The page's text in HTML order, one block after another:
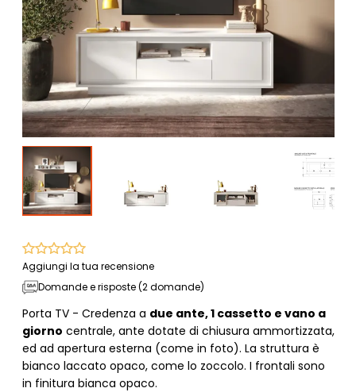
Aggiungi la tua recensione
Domande e risposte (2 domande)
Porta TV - Credenza a due ante, 1 cassetto e vano a
giorno centrale, ante dotate di chiusura ammortizzata,
ed ad apertura esterna (come in foto). La struttura è
bianco laccato opaco, come lo zoccolo. I frontali sono
in finitura bianca opaco.